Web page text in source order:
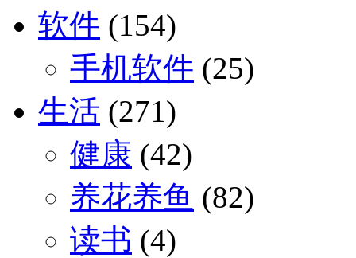
软件 (154)
手机软件 (25)
生活 (271)
健康 (42)
养花养鱼 (82)
读书 (4)